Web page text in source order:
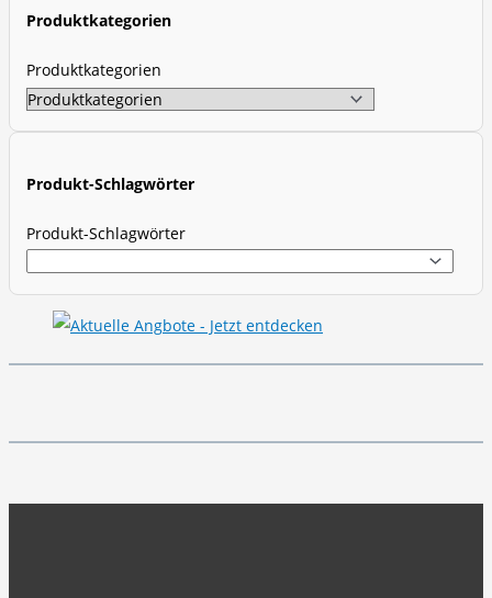
Produktkategorien
Produktkategorien
Produkt-Schlagwörter
Produkt-Schlagwörter